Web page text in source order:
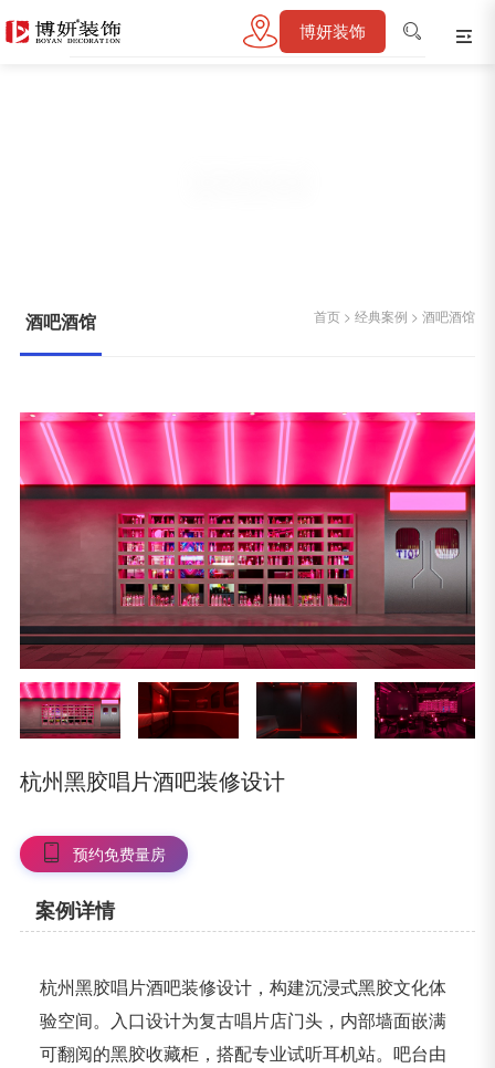
博妍装饰
酒吧酒馆 首页 >经典案例 >酒吧酒馆
杭州黑胶唱片酒吧装修设计
预约免费量房
案例详情
杭州黑胶唱片酒吧装修设计，构建沉浸式黑胶文化体
验空间。入口设计为复古唱片店门头，内部墙面嵌满
可翻阅的黑胶收藏柜，搭配专业试听耳机站。吧台由